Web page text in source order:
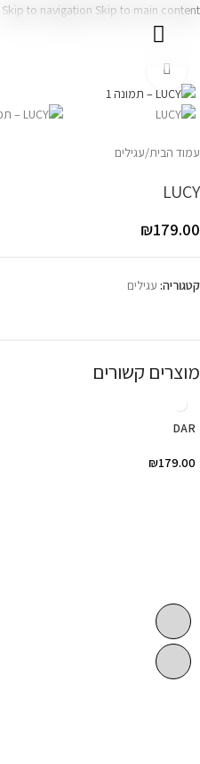
Skip to navigation Skip to main content
עמוד הבית/עגילים
LUCY
₪179.00
קטגוריה: עגילים
מוצרים קשורים
DAR
₪179.00